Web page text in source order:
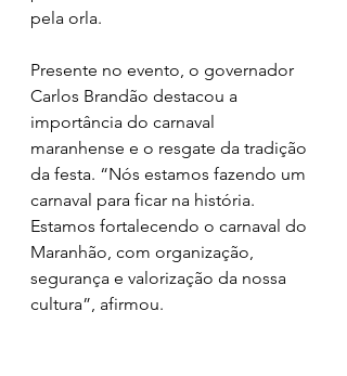
pela orla.
Presente no evento, o governador
Carlos Brandão destacou a
importância do carnaval
maranhense e o resgate da tradição
da festa. “Nós estamos fazendo um
carnaval para ficar na história.
Estamos fortalecendo o carnaval do
Maranhão, com organização,
segurança e valorização da nossa
cultura”, afirmou.